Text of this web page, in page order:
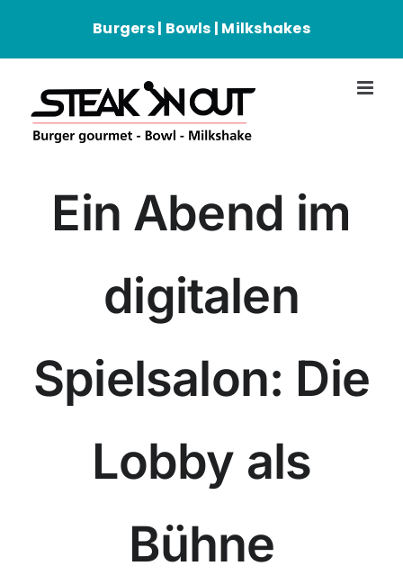
contenu
Burgers | Bowls | Milkshakes
Ein Abend im
digitalen
Spielsalon: Die
Lobby als
Bühne